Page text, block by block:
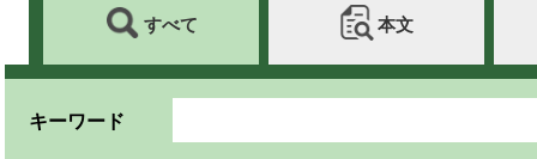
すべて 本文
キーワード